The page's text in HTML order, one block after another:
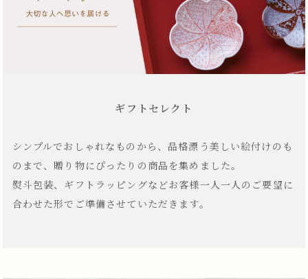
ギフトセレクト
シンプルでおしゃれなものから、品格漂う美しい絵付けのも
のまで、贈り物にぴったりの商品を集めました。
熨斗包装、ギフトラッピングなどお客様一人一人のご要望に
合わせた形でご準備させていただきます。